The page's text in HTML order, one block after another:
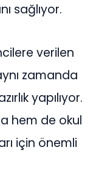
sağlıyor.
verilen
zamanda
yapılıyor.
hem de okul
için önemli